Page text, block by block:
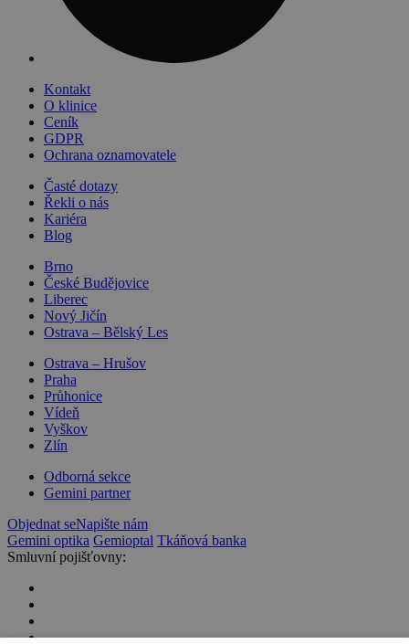
Kontakt
O klinice
Ceník
GDPR
Ochrana oznamovatele
Časté dotazy
Řekli o nás
Kariéra
Blog
Brno
České Budějovice
Liberec
Nový Jičín
Ostrava – Bělský Les
Ostrava – Hrušov
Praha
Průhonice
Vídeň
Vyškov
Zlín
Odborná sekce
Gemini partner
Objednat seNapište nám
Gemini optika Gemioptal Tkáňová banka
Smluvní pojišťovny: